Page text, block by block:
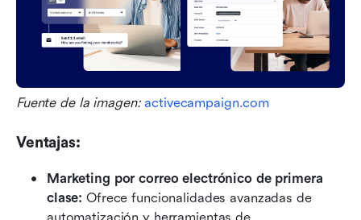
Fuente de la imagen: activecampaign.com
Ventajas:
Marketing por correo electrónico de primera
clase: Ofrece funcionalidades avanzadas de